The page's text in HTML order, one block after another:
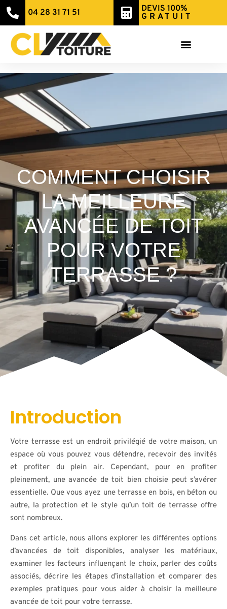
COMMENT CHOISIR
LA MEILLEURE
AVANCÉE DE TOIT
POUR VOTRE
TERRASSE ?
Introduction
Votre terrasse est un endroit privilégié de votre maison, un
espace où vous pouvez vous détendre, recevoir des invités
et profiter du plein air. Cependant, pour en profiter
pleinement, une avancée de toit bien choisie peut s’avérer
essentielle. Que vous ayez une terrasse en bois, en béton ou
autre, la protection et le style qu’un toit de terrasse offre
sont nombreux.
Dans cet article, nous allons explorer les différentes options
d’avancées de toit disponibles, analyser les matériaux,
examiner les facteurs influençant le choix, parler des coûts
associés, décrire les étapes d’installation et comparer des
exemples pratiques pour vous aider à choisir la meilleure
avancée de toit pour votre terrasse.
04 28 31 71 51
DEVIS 100%
GRATUIT